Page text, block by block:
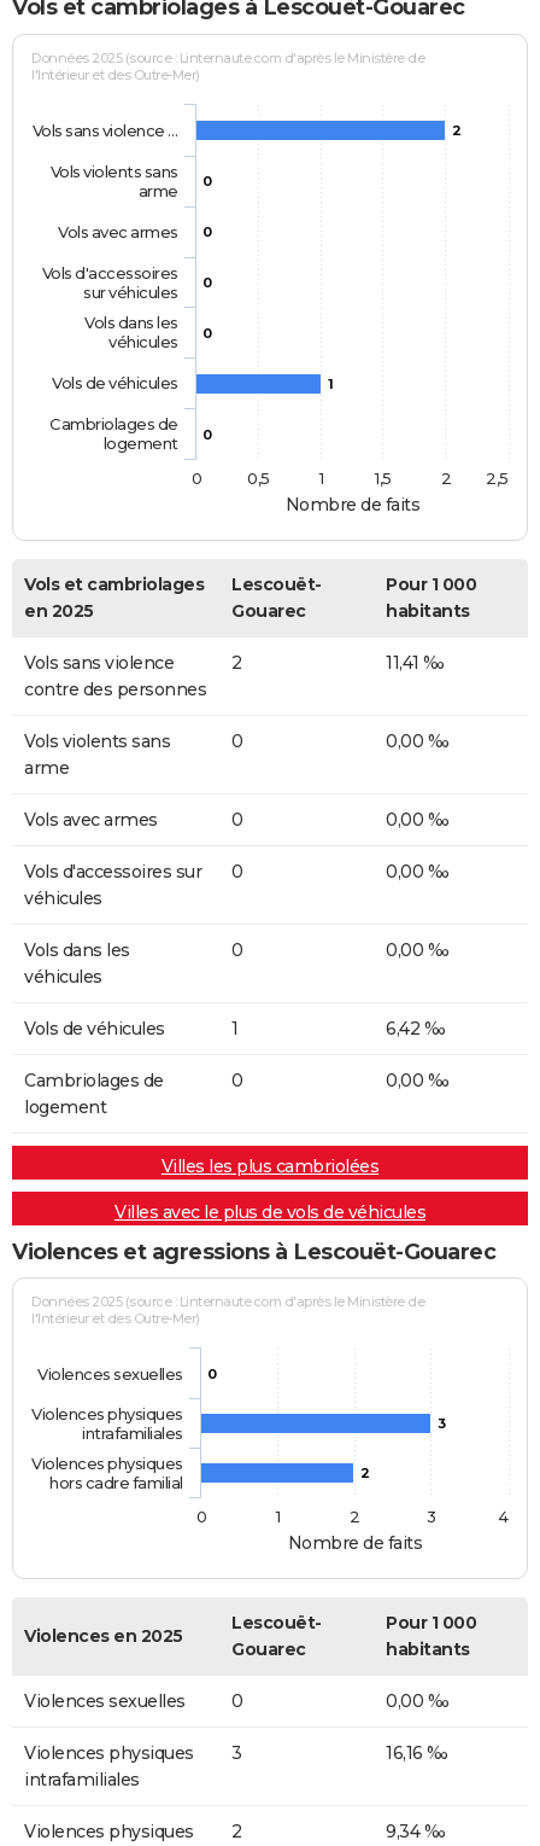
Vols et cambriolages à Lescouët-Gouarec
Nombre de faits
Données 2025 (source : Linternaute.com d'après le Ministère de
l'Intérieur et des Outre-Mer)
2
0
0
0
0
1
0
Vols sans violence …
Vols violents sans
arme
Vols avec armes
Vols d'accessoires
sur véhicules
Vols dans les
véhicules
Vols de véhicules
Cambriolages de
logement
0
0,5 1 1,5 2 2,5
Vols et cambriolages
en 2025
Lescouët-
Gouarec
Pour 1 000
habitants
Vols sans violence
contre des personnes
2 11,41 ‰
Vols violents sans
arme
0 0,00 ‰
Vols avec armes 0 0,00 ‰
Vols d'accessoires sur
véhicules
0 0,00 ‰
Vols dans les
véhicules
0 0,00 ‰
Vols de véhicules 1 6,42 ‰
Cambriolages de
logement
0 0,00 ‰
Villes les plus cambriolées
Villes avec le plus de vols de véhicules
Violences et agressions à Lescouët-Gouarec
Nombre de faits
Données 2025 (source : Linternaute.com d'après le Ministère de
l'Intérieur et des Outre-Mer)
0
3
2
Violences sexuelles
Violences physiques
intrafamiliales
Violences physiques
hors cadre familial
0
1 2 3 4
Violences en 2025
Lescouët-
Gouarec
Pour 1 000
habitants
Violences sexuelles 0 0,00 ‰
Violences physiques
intrafamiliales
3 16,16 ‰
Violences physiques
2 9,34 ‰